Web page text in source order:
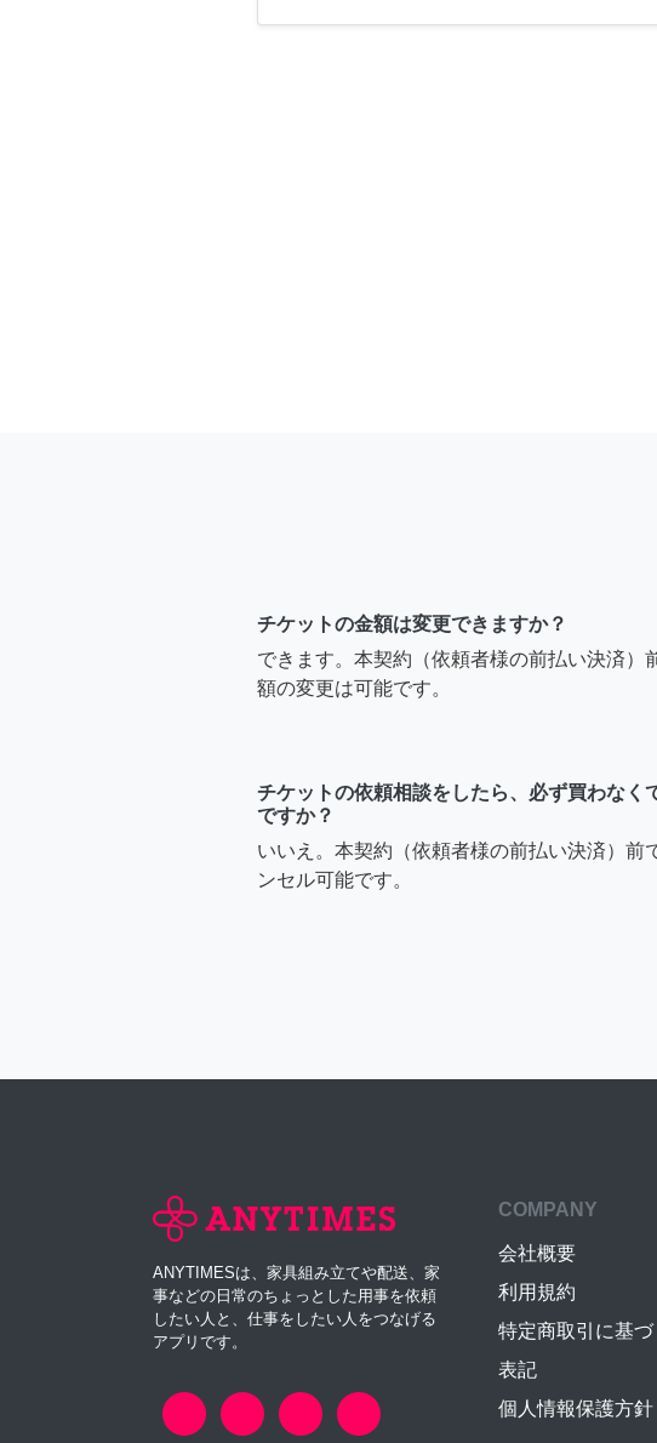
チケットの金額は変更できますか？
できます。本契約（依頼者様の前払い決済）
額の変更は可能です。
チケットの依頼相談をしたら、必ず買わなく
ですか？
いいえ。本契約（依頼者様の前払い決済）前
ンセル可能です。
ANYTIMESは、家具組み立てや配送、家
事などの日常のちょっとした用事を依頼
したい人と、仕事をしたい人をつなげる
アプリです。
COMPANY
会社概要
利用規約
特定商取引に基づ
表記
個人情報保護方針